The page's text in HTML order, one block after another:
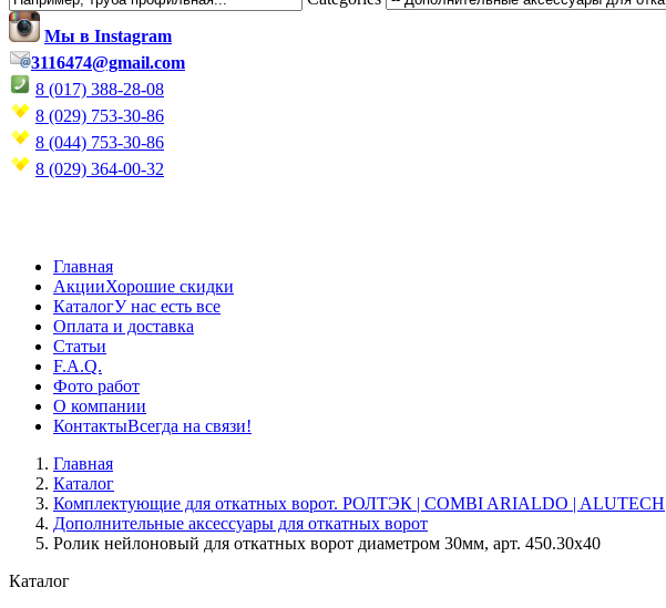
Мы в Instagram
3116474@gmail.com
8 (017) 388-28-08
8 (029) 753-30-86
8 (044) 753-30-86
8 (029) 364-00-32
Главная
АкцииХорошие скидки
КаталогУ нас есть все
Оплата и доставка
Статьи
F.A.Q.
Фото работ
О компании
КонтактыВсегда на связи!
Главная
Каталог
Комплектующие для откатных ворот. РОЛТЭК | COMBI ARIALDO | ALUTECH
Дополнительные аксессуары для откатных ворот
Ролик нейлоновый для откатных ворот диаметром 30мм, арт. 450.30х40
Каталог